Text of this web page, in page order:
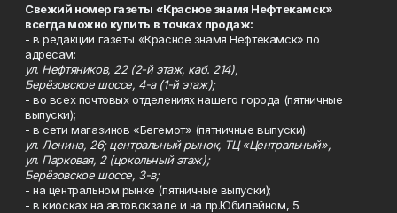
Свежий номер газеты «Красное знамя Нефтекамск»
всегда можно купить в точках продаж:
- в редакции газеты «Красное знамя Нефтекамск» по
адресам:
ул. Нефтяников, 22 (2-й этаж, каб. 214),
Берёзовское шоссе, 4-а (1-й этаж);
- во всех почтовых отделениях нашего города (пятничные
выпуски);
- в сети магазинов «Бегемот» (пятничные выпуски):
ул. Ленина, 26; центральный рынок, ТЦ «Центральный»,
ул. Парковая, 2 (цокольный этаж);
Берёзовское шоссе, 3-в;
- на центральном рынке (пятничные выпуски);
- в киосках на автовокзале и на пр.Юбилейном, 5.